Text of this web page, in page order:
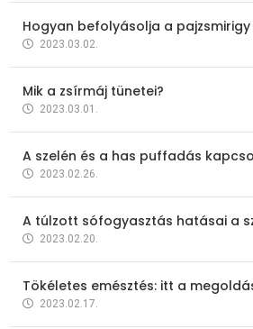
Hogyan befolyásolja a
2023.03.02.
Mik a zsírmáj tünetei?
2023.03.01.
A szelén és a has puffadás
2023.02.26.
A túlzott sófogyasztás hatásai a
2023.02.20.
Tökéletes emésztés: itt a
2023.02.17.